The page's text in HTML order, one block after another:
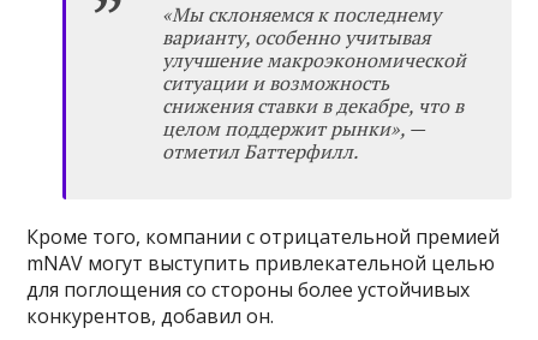
«Мы склоняемся к последнему
варианту, особенно учитывая
улучшение макроэкономической
ситуации и возможность
снижения ставки в декабре, что в
целом поддержит рынки», —
отметил Баттерфилл.
Кроме того, компании с отрицательной премией
mNAV могут выступить привлекательной целью
для поглощения со стороны более устойчивых
конкурентов, добавил он.